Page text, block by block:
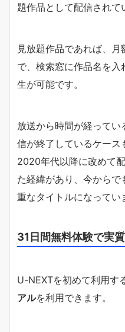
題作品として配信されて
見放題作品であれば、
で、検索窓に作品名を
生が可能です。
放送から時間が経って
信が終了しているケース
2020年代以降に改めて
た経緯があり、今から
重なタイトルになってい
31日間無料体験で実
U-NEXTを初めて利用す
アルを利用できます。